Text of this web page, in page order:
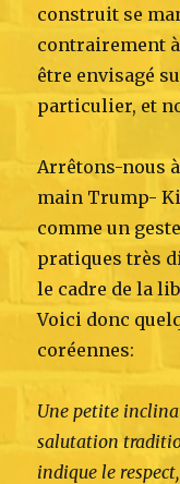
construit se
contrairement
être envisagé
particulier, et
Arrêtons-nous
main Trump-
comme un
pratiques très
le cadre de la
Voici donc
coréennes:
Une petite
salutation
indique le